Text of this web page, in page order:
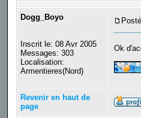
Dogg_Boyo
Inscrit le: 08 Avr 2005
Messages: 303
Localisation:
Armentieres(Nord)
Ok
Revenir en haut de
page